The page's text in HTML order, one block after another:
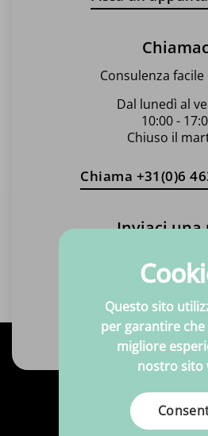
Consulenza facile
Dal lunedì al
10:00 -
Chiuso il
Chiama +31(0)6
Inviaci una
una
Inviaci un'e-
Questo sito
per garantire
migliore
nostro sito